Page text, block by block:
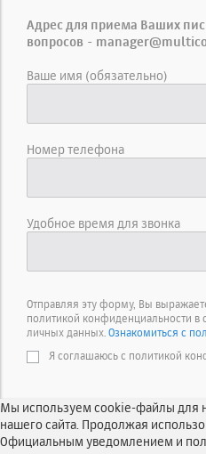
Адрес для приема Ваших
вопросов -
Ваше имя (обязательно)
Номер телефона
Удобное время для звонка
Отправляя эту форму, Вы
политикой конфиденциальности в
личных данных. Ознакомиться с
Я соглашаюсь с политикой
Мы используем cookie-файлы для
нашего сайта. Продолжая
Официальным уведомлением и